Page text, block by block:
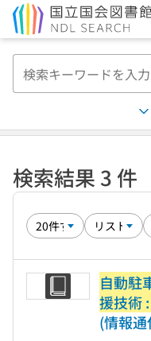
検索結果 3 件
自動駐
援技術
(情報